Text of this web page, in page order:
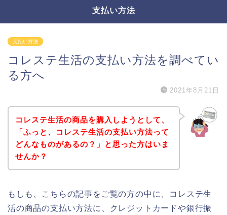
支払い方法
支払い方法
コレステ生活の支払い方法を調べてい
る方へ
2021年8月21日
コレステ生活の商品を購入しようとして、
「ふっと、コレステ生活の支払い方法って
どんなものがあるの？」と思った方はいま
せんか？
もしも、こちらの記事をご覧の方の中に、コレステ生
活の商品の支払い方法に、クレジットカードや銀行振